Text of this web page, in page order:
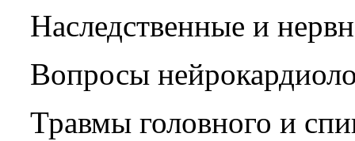
Наследственные и
Вопросы
Травмы головного и